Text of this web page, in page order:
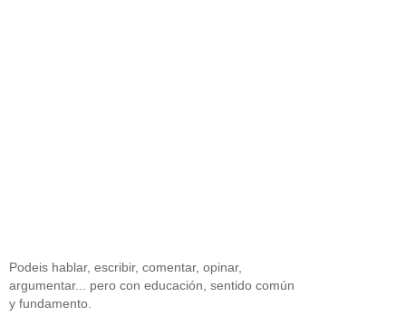
Podeis hablar, escribir, comentar, opinar,
argumentar... pero con educación, sentido común
y fundamento.